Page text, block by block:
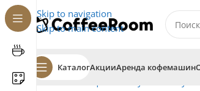
Skip to navigation
Skip to main content
КаталогАкцииАренда кофемашин
Главная